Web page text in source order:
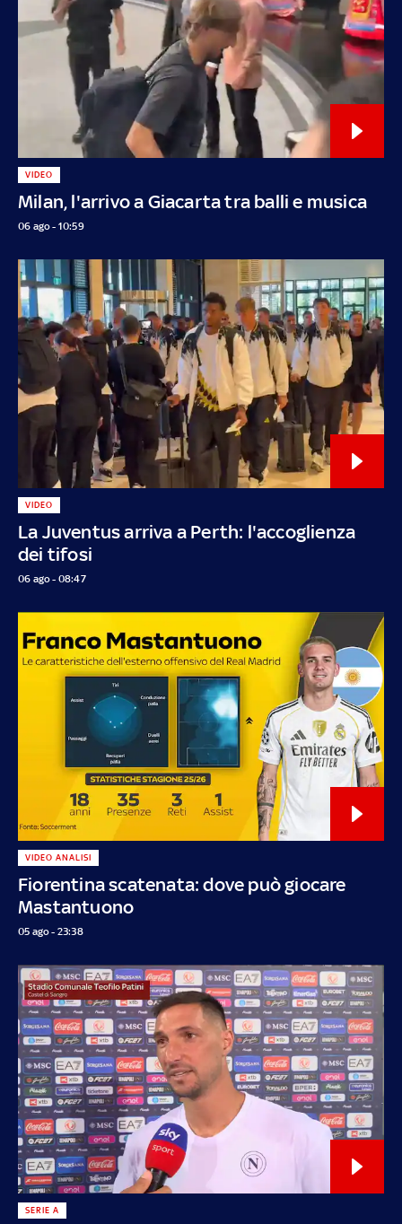
Milan, l'arrivo a Giacarta tra balli e musica
VIDEO
06 ago - 10:59
La Juventus arriva a Perth: l'accoglienza
dei tifosi
VIDEO
06 ago - 08:47
Fiorentina scatenata: dove può giocare
Mastantuono
VIDEO ANALISI
05 ago - 23:38
SERIE A